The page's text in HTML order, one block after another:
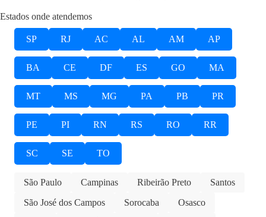
Estados onde atendemos
SP RJ AC AL AM AP
BA CE DF ES GO MA
MT MS MG PA PB PR
PE PI RN RS RO RR
SC SE TO
São Paulo Campinas Ribeirão Preto
Santos
São José dos Campos
Sorocaba
Osasco